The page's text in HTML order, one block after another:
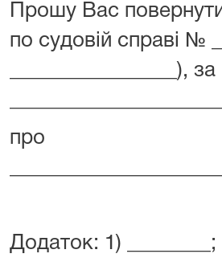
Прошу Вас
по судовій справі №
________________),
про
Додаток: 1) ________;